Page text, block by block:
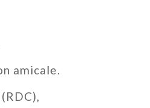
amicale.